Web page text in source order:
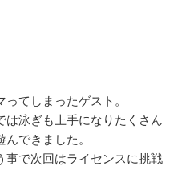
てしまったゲスト。
は泳ぎも上手になりたくさん
できました。
事で次回はライセンスに挑戦